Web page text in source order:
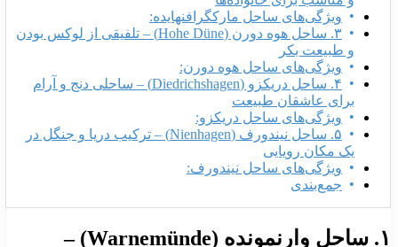
ویژگی‌های ساحل مارکگرافنهایده:
۳. ساحل هوه دورن (Hohe Düne) – تلفیقی از لوکس بودن
و طبیعت بکر
ویژگی‌های ساحل هوه دورن:
۴. ساحل دریکزو (Diedrichshagen) – ساحلی دنج و آرام
برای عاشقان طبیعت
ویژگی‌های ساحل دریکزو:
۵. ساحل نیندورف (Nienhagen) – ترکیب دریا و جنگل در
یک مکان رویایی
ویژگی‌های ساحل نیندورف:
جمع‌بندی